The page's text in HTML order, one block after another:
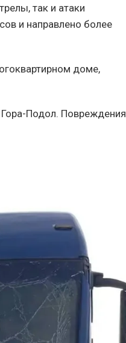
так и атаки
и направлено более
доме,
Подол. Повреждения